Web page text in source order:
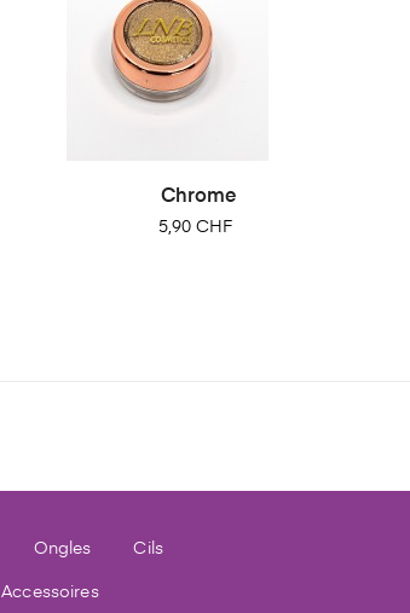
Chrome
Prix
5,90 CHF
Ongles Cils
Accessoires